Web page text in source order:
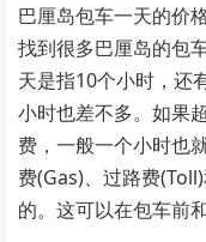
巴厘岛包车一天的价
找到很多巴厘岛的包
天是指10个小时，还
小时也差不多。如果
费，一般一个小时也
费(Gas)、过路费
的。这可以在包车前